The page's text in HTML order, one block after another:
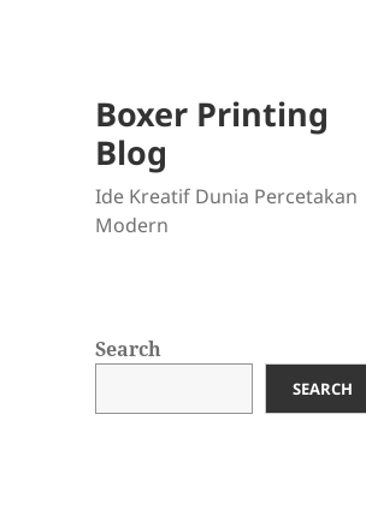
Boxer Printing
Blog
Ide Kreatif Dunia Percetakan
Modern
Search
SEARCH